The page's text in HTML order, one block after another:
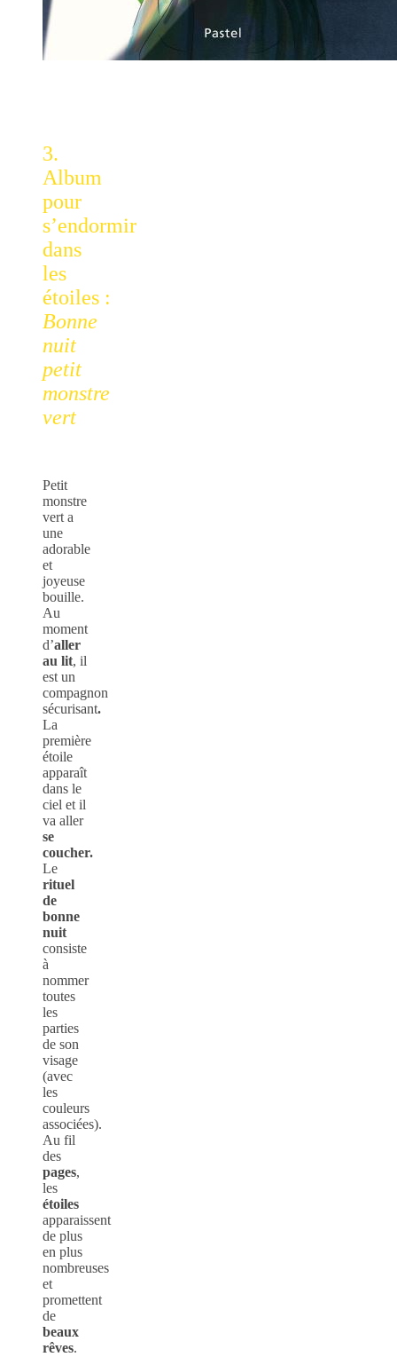
3.
Album
pour
s’endormir
dans
les
étoiles :
Bonne
nuit
petit
monstre
vert
Petit
monstre
vert a
une
adorable
et
joyeuse
bouille.
Au
moment
d’aller
au lit, il
est un
compagnon
sécurisant.
La
première
étoile
apparaît
dans le
ciel et il
va aller
se
coucher.
Le
rituel
de
bonne
nuit
consiste
à
nommer
toutes
les
parties
de son
visage
(avec
les
couleurs
associées).
Au fil
des
pages,
les
étoiles
apparaissent
de plus
en plus
nombreuses
et
promettent
de
beaux
rêves.